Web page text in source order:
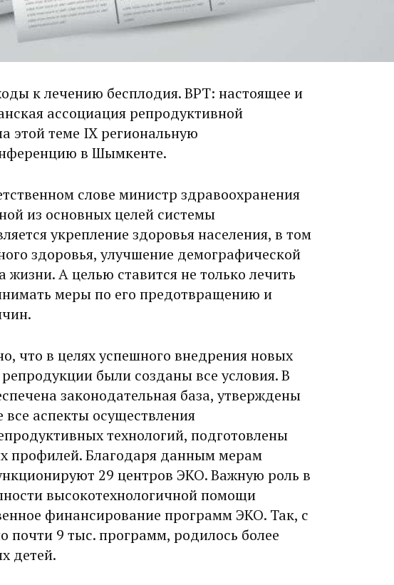
к лечению бесплодия. ВРТ: настоящее и
ассоциация репродуктивной
этой теме IХ региональную
в Шымкенте.
слове министр здравоохранения
из основных целей системы
укрепление здоровья населения, в том
здоровья, улучшение демографической
жизни. А целью ставится не только лечить
меры по его предотвращению и
что в целях успешного внедрения новых
были созданы все условия. В
законодательная база, утверждены
аспекты осуществления
технологий, подготовлены
профилей. Благодаря данным мерам
29 центров ЭКО. Важную роль в
высокотехнологичной помощи
финансирование программ ЭКО. Так, с
почти 9 тыс. программ, родилось более
детей.